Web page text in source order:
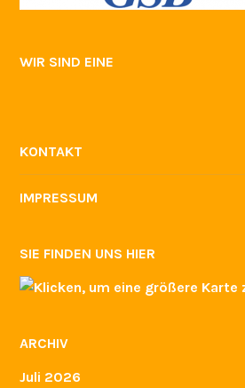
WIR SIND EINE
KONTAKT
IMPRESSUM
SIE FINDEN UNS HIER
ARCHIV
Juli 2026